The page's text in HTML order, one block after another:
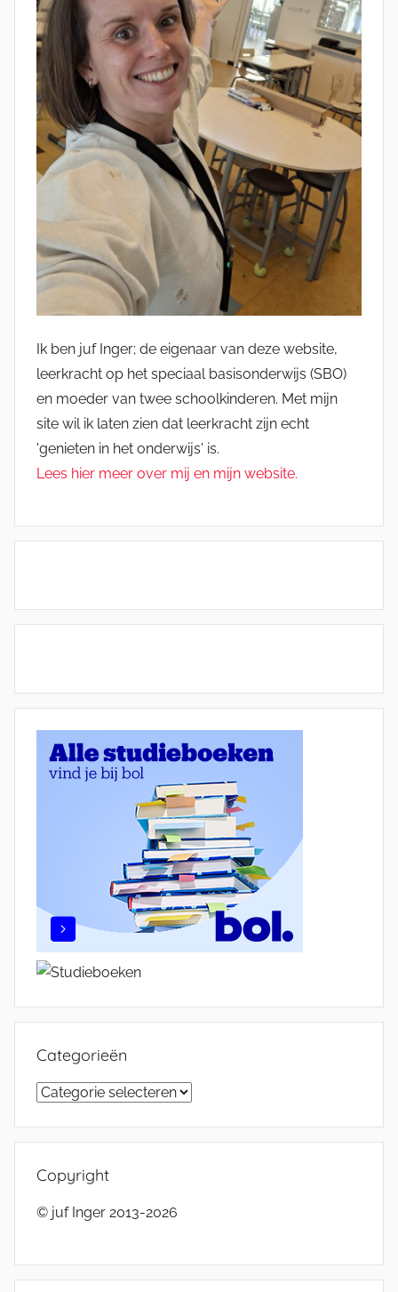
Ik ben juf Inger; de eigenaar van deze website,
leerkracht op het speciaal basisonderwijs (SBO)
en moeder van twee schoolkinderen. Met mijn
site wil ik laten zien dat leerkracht zijn echt
'genieten in het onderwijs' is.
Lees hier meer over mij en mijn website.
Categorieën
Categorieën
Copyright
© juf Inger 2013-2026